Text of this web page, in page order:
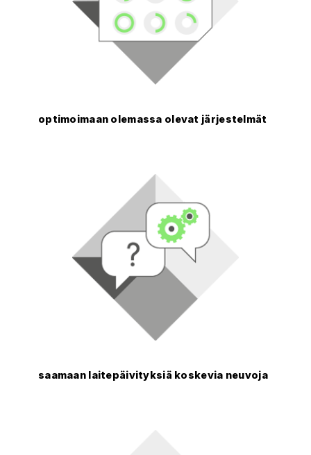
optimoimaan olemassa olevat järjestelmät
saamaan laitepäivityksiä koskevia neuvoja